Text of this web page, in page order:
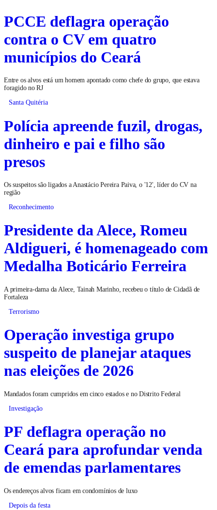
PCCE deflagra operação
contra o CV em quatro
municípios do Ceará
Entre os alvos está um homem apontado como chefe do grupo, que estava
foragido no RJ
Santa Quitéria
Polícia apreende fuzil, drogas,
dinheiro e pai e filho são
presos
Os suspeitos são ligados a Anastácio Pereira Paiva, o '12', líder do CV na
região
Reconhecimento
Presidente da Alece, Romeu
Aldigueri, é homenageado com
Medalha Boticário Ferreira
A primeira-dama da Alece, Tainah Marinho, recebeu o título de Cidadã de
Fortaleza
Terrorismo
Operação investiga grupo
suspeito de planejar ataques
nas eleições de 2026
Mandados foram cumpridos em cinco estados e no Distrito Federal
Investigação
PF deflagra operação no
Ceará para aprofundar venda
de emendas parlamentares
Os endereços alvos ficam em condomínios de luxo
Depois da festa